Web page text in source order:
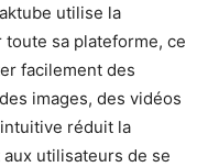
utilise la
sa plateforme, ce
facilement des
images, des vidéos
réduit la
utilisateurs de se